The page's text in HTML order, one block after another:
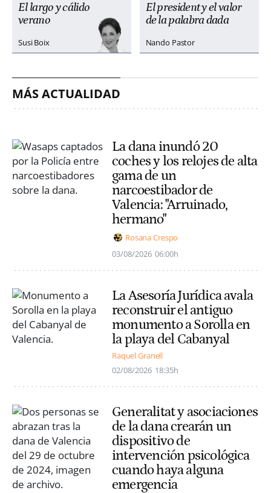
El largo y cálido
verano
Susi Boix
El president y el valor
de la palabra dada
Nando Pastor
MÁS ACTUALIDAD
La dana inundó 20
coches y los relojes de alta
gama de un
narcoestibador de
Valencia: "Arruinado,
hermano"
Rosana Crespo
03/08/2026 06:00h
La Asesoría Jurídica avala
reconstruir el antiguo
monumento a Sorolla en
la playa del Cabanyal
Raquel Granell
02/08/2026 18:35h
Generalitat y asociaciones
de la dana crearán un
dispositivo de
intervención psicológica
cuando haya alguna
emergencia